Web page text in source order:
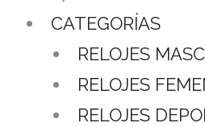
CATEGORÍAS
RELOJES
RELOJES
RELOJES